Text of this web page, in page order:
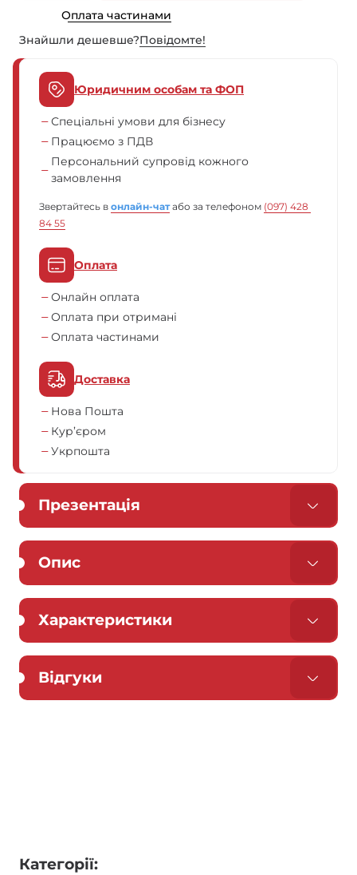
Оплата частинами
Знайшли дешевше?Повiдомте!
Юридичним особам та ФОП
Спеціальні умови для бізнесу
Працюємо з ПДВ
Персональний супровід кожного
замовлення
Звертайтесь в онлайн-чат або за телефоном (097) 428
84 55
Оплата
Онлайн оплата
Оплата при отримані
Оплата частинами
Доставка
Нова Пошта
Кур’єром
Укрпошта
Презентація
Опис
Характеристики
Відгуки
Категорії: